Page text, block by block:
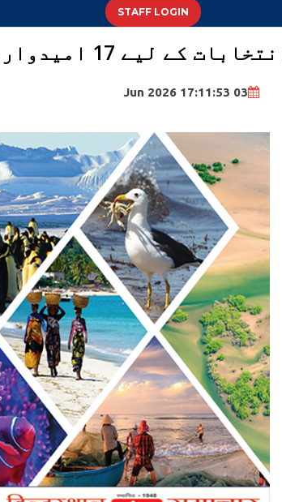
STAFF LOGIN
کا اعلان کیا
03 Jun 2026 17:11:53